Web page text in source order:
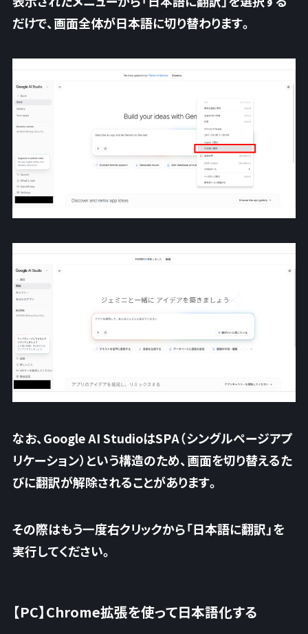
だけで、画面全体が日本語に切り替わります。
なお、Google AI StudioはSPA（シングルページアプ
リケーション）という構造のため、画面を切り替えるた
びに翻訳が解除されることがあります。
その際はもう一度右クリックから「日本語に翻訳」を
実行してください。
【PC】Chrome拡張を使って日本語化する